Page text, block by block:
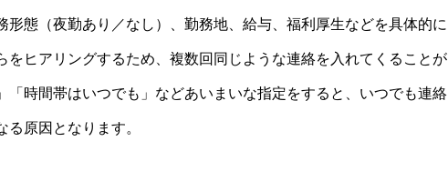
形態（夜勤あり／なし）、勤務地、給与、福利厚生などを具体的に
をヒアリングするため、複数回同じような連絡を入れてくることが
「時間帯はいつでも」などあいまいな指定をすると、いつでも連絡
原因となります。